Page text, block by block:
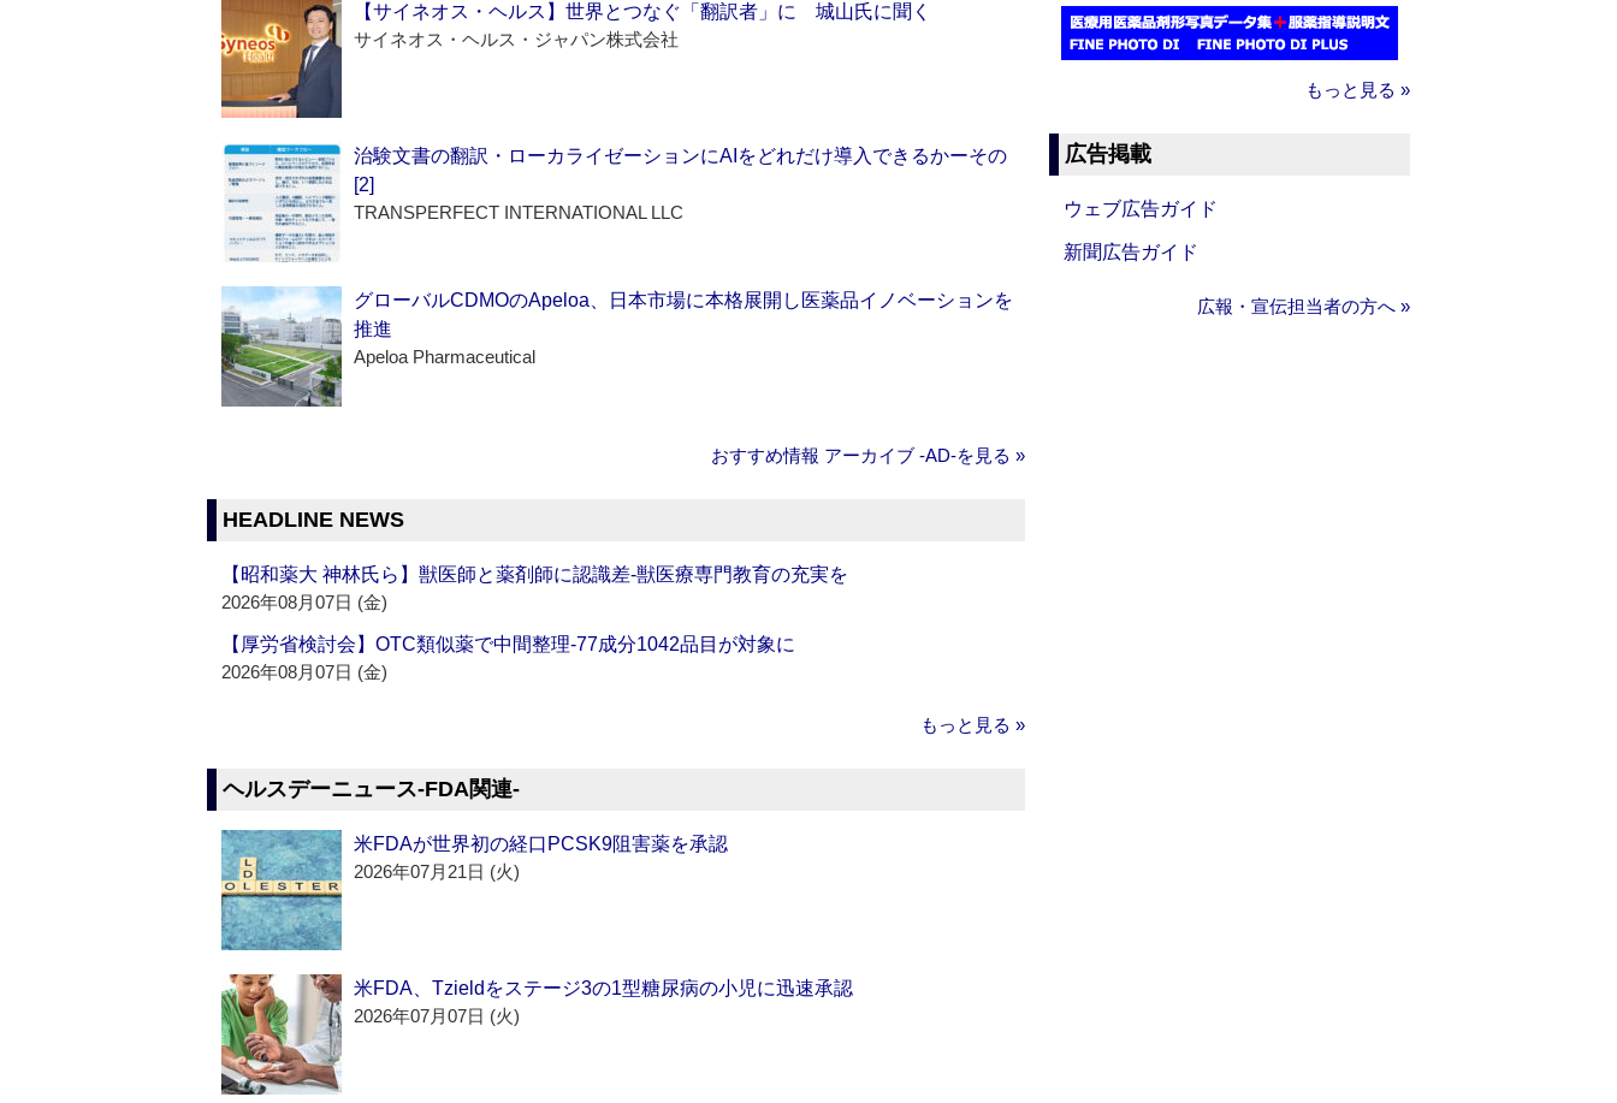
【サイネオス・ヘルス】世界とつなぐ「翻訳者」に 城山氏に聞く
サイネオス・ヘルス・ジャパン株式会社
治験文書の翻訳・ローカライゼーションにAIをどれだけ導入できるかーその
[2]
TRANSPERFECT INTERNATIONAL LLC
グローバルCDMOのApeloa、日本市場に本格展開し医薬品イノベーションを
推進
Apeloa Pharmaceutical
おすすめ情報 アーカイブ ‐AD‐を見る »
HEADLINE NEWS
【昭和薬大 神林氏ら】獣医師と薬剤師に認識差‐獣医療専門教育の充実を
2026年08月07日 (金)
【厚労省検討会】OTC類似薬で中間整理‐77成分1042品目が対象に
2026年08月07日 (金)
もっと見る »
ヘルスデーニュース‐FDA関連‐
米FDAが世界初の経口PCSK9阻害薬を承認
2026年07月21日 (火)
米FDA、Tzieldをステージ3の1型糖尿病の小児に迅速承認
2026年07月07日 (火)
もっと見る »
広告掲載
ウェブ広告ガイド
新聞広告ガイド
広報・宣伝担当者の方へ »